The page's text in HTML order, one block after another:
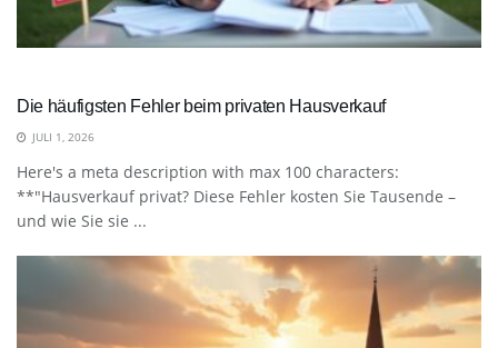
Die häufigsten Fehler beim privaten Hausverkauf
JULI 1, 2026
Here's a meta description with max 100 characters:
**"Hausverkauf privat? Diese Fehler kosten Sie Tausende –
und wie Sie sie ...